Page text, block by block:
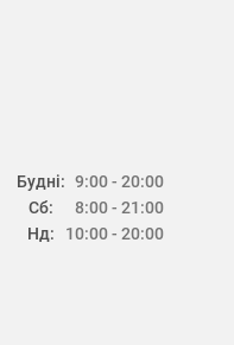
Будні:
Сб:
Нд:
9:00 - 20:00
8:00 - 21:00
10:00 - 20:00